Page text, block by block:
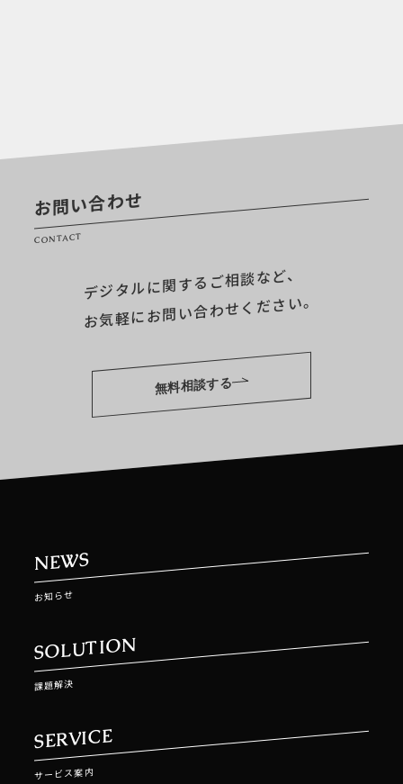
お問い合わせ
CONTACT
デジタルに関するご相談など、
お気軽にお問い合わせください。
無料相談する
NEWS
お知らせ
SOLUTION
課題解決
SERVICE
サービス案内